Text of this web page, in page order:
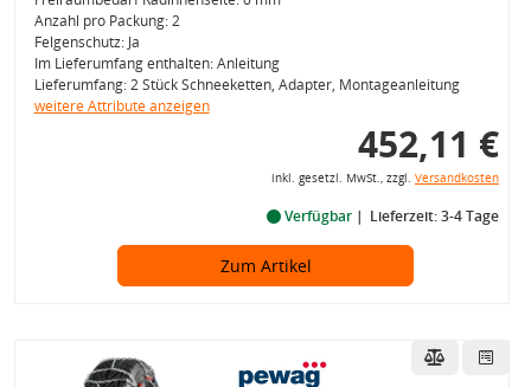
Anzahl pro Packung: 2
Felgenschutz: Ja
Im Lieferumfang enthalten: Anleitung
Lieferumfang: 2 Stück Schneeketten, Adapter, Montageanleitung
weitere Attribute anzeigen
452,11 €
inkl. gesetzl. MwSt., zzgl. Versandkosten
Verfügbar Lieferzeit: 3-4 Tage
Zum Artikel